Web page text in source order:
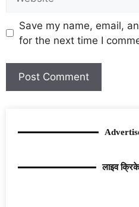
Save my name, email,
for the next time I
लाइव